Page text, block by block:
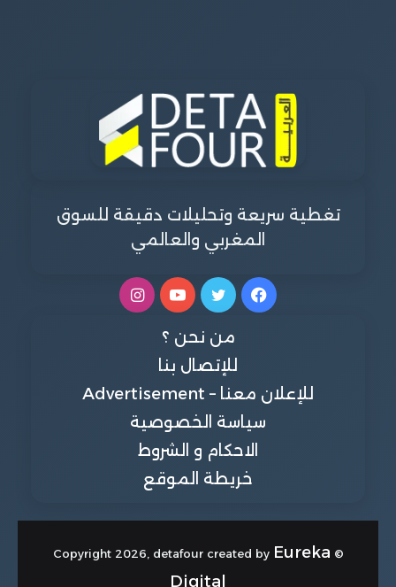
تغطية سريعة وتحليلات دقيقة للسوق
المغربي والعالمي
فيسبوكتويتر يوتيوبانستقرام
من نحن ؟
للإتصال بنا
للإعلان معنا – Advertisement
سياسة الخصوصية
الاحكام و الشروط
خريطة الموقع
© Copyright 2026, detafour created by
Eureka
Digital